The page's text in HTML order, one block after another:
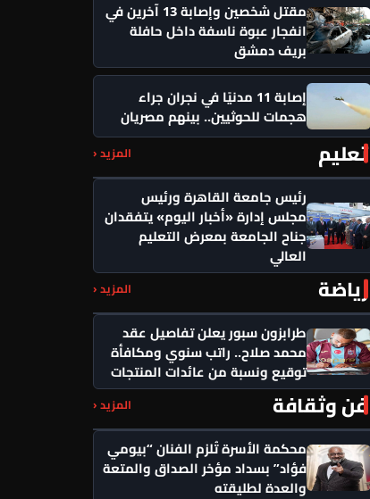
مقتل شخصين وإصابة 13 آخرين في
انفجار عبوة ناسفة داخل حافلة
بريف دمشق
إصابة 11 مدنيًا في نجران جراء
هجمات للحوثيين.. بينهم مصريان
تعليم المزيد ‹
رئيس جامعة القاهرة ورئيس
مجلس إدارة «أخبار اليوم» يتفقدان
جناح الجامعة بمعرض التعليم
العالي
رياضة المزيد ‹
طرابزون سبور يعلن تفاصيل عقد
محمد صلاح.. راتب سنوي ومكافأة
توقيع ونسبة من عائدات المنتجات
فن وثقافة المزيد ‹
محكمة الأسرة تُلزم الفنان “بيومي
فؤاد” بسداد مؤخر الصداق والمتعة
والعدة لطليقته